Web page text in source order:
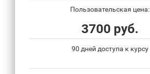
Пользовательская цена:
3700 руб.
90 дней доступа к курсу